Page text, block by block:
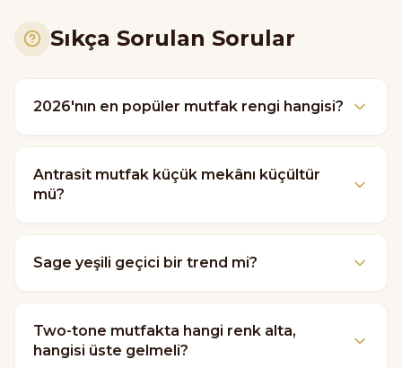
Sıkça Sorulan Sorular
2026'nın en popüler mutfak rengi hangisi?
Antrasit mutfak küçük mekânı küçültür
mü?
Sage yeşili geçici bir trend mi?
Two-tone mutfakta hangi renk alta,
hangisi üste gelmeli?